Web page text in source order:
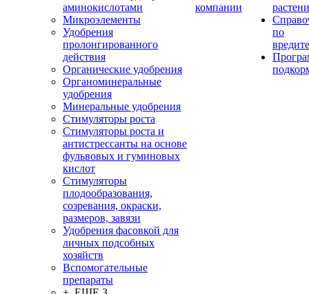
аминокислотами
Микроэлементы
Удобрения
пролонгированного
действия
Органические удобрения
Органоминеральные
удобрения
Минеральные удобрения
Стимуляторы роста
Стимуляторы роста и
антистрессанты на основе
фульвовых и гуминовых
кислот
Стимуляторы
плодообразования,
созревания, окраски,
размеров, завязи
Удобрения фасовкой для
личных подсобных
хозяйств
Вспомогательные
препараты
компании
по